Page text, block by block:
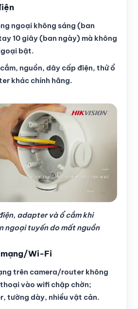
ngoại không sáng (ban
10 giây (ban ngày) mà không
bật.
nguồn, dây cấp điện, thử ổ
khác chính hãng.
adapter và ổ cắm khi
ngoại tuyến do mất nguồn
Wi-Fi
trên camera/router không
vào wifi chập chờn;
tường dày, nhiều vật cản.